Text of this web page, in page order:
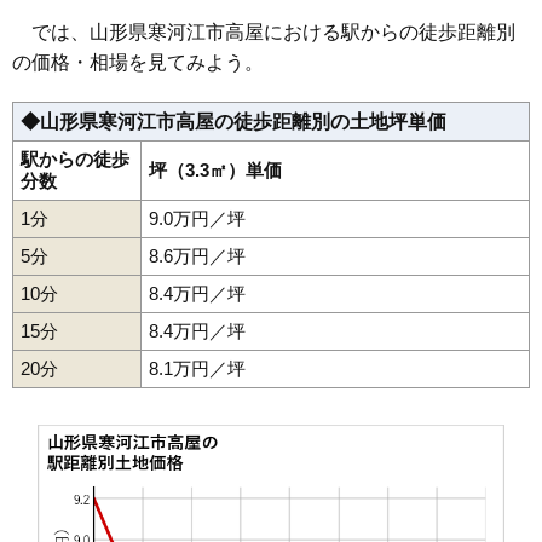
では、山形県寒河江市高屋における駅からの徒歩距離別
の価格・相場を見てみよう。
◆山形県寒河江市高屋の徒歩距離別の土地坪単価
駅からの徒歩
分数
坪（3.3㎡）単価
1分
9.0万円／坪
5分
8.6万円／坪
10分
8.4万円／坪
15分
8.4万円／坪
20分
8.1万円／坪